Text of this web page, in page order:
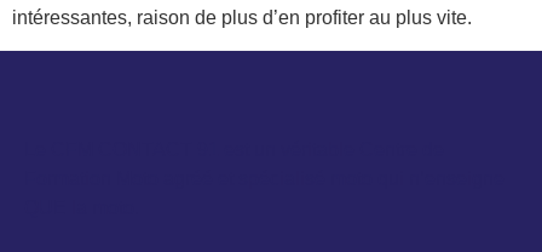
intéressantes, raison de plus d’en profiter au plus vite.